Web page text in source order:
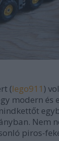
(lego911 )
modern és
Nem
piros-